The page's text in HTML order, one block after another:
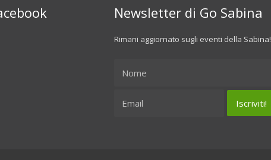
Newsletter di Go Sabina
Rimani aggiornato sugli eventi della Sabina!